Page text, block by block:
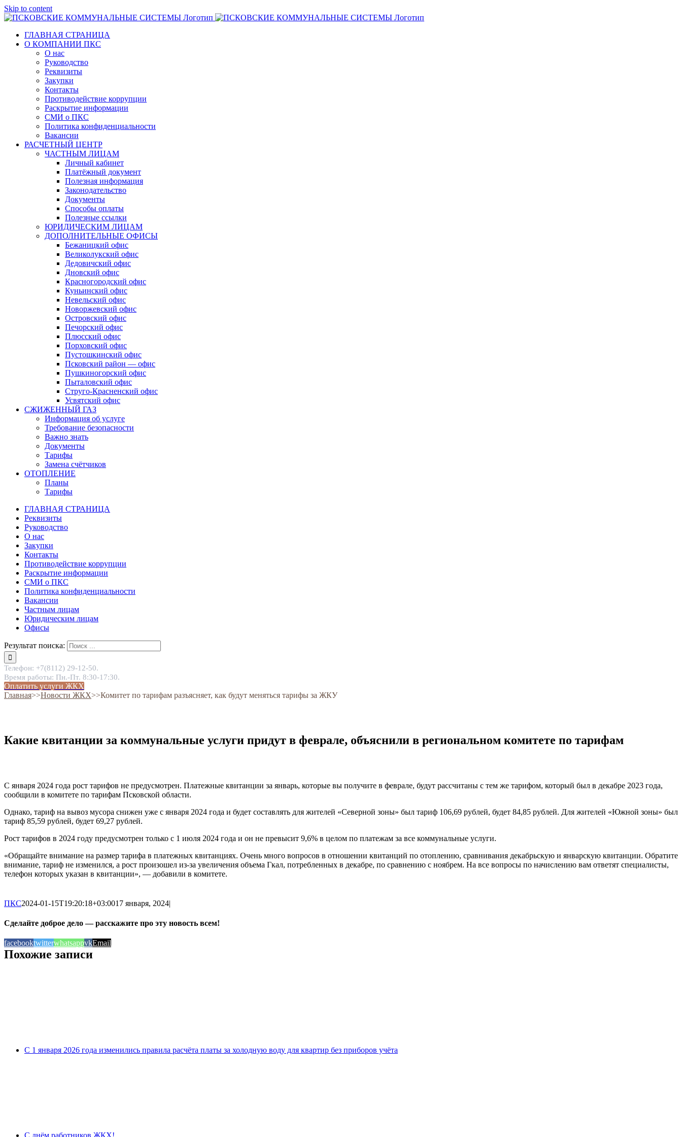
Skip to content
ГЛАВНАЯ СТРАНИЦА
О КОМПАНИИ ПКС
О нас
Руководство
Реквизиты
Закупки
Контакты
Противодействие коррупции
Раскрытие информации
СМИ о ПКС
Политика конфиденциальности
Вакансии
РАСЧЕТНЫЙ ЦЕНТР
ЧАСТНЫМ ЛИЦАМ
Личный кабинет
Платёжный документ
Полезная информация
Законодательство
Документы
Способы оплаты
Полезные ссылки
ЮРИДИЧЕСКИМ ЛИЦАМ
ДОПОЛНИТЕЛЬНЫЕ ОФИСЫ
Бежаницкий офис
Великолукский офис
Дедовичский офис
Дновский офис
Красногородский офис
Куньинский офис
Невельский офис
Новоржевский офис
Островский офис
Печорский офис
Плюсский офис
Порховский офис
Пустошкинский офис
Псковский район — офис
Пушкиногорский офис
Пыталовский офис
Струго-Красненский офис
Усвятский офис
СЖИЖЕННЫЙ ГАЗ
Информация об услуге
Требование безопасности
Важно знать
Документы
Тарифы
Замена счётчиков
ОТОПЛЕНИЕ
Планы
Тарифы
ГЛАВНАЯ СТРАНИЦА
Реквизиты
Руководство
О нас
Закупки
Контакты
Противодействие коррупции
Раскрытие информации
СМИ о ПКС
Политика конфиденциальности
Вакансии
Частным лицам
Юридическим лицам
Офисы
Результат поиска:
Телефон: +7(8112) 29-12-50.
Время работы: Пн.-Пт. 8:30-17:30.
Оплатить услуги ЖКХ
Главная˃˃Новости ЖКХ˃˃Комитет по тарифам разъясняет, как будут меняться тарифы за ЖКУ
Какие квитанции за коммунальные услуги придут в феврале, объяснили в региональном комитете по тарифам
С января 2024 года рост тарифов не предусмотрен. Платежные квитанции за январь, которые вы получите в феврале, будут рассчитаны с тем же тарифом, который был в декабре 2023 года,
сообщили в комитете по тарифам Псковской области.
Однако, тариф на вывоз мусора снижен уже с января 2024 года и будет составлять для жителей «Северной зоны» был тариф 106,69 рублей, будет 84,85 рублей. Для жителей «Южной зоны» был
тариф 85,59 рублей, будет 69,27 рублей.
Рост тарифов в 2024 году предусмотрен только с 1 июля 2024 года и он не превысит 9,6% в целом по платежам за все коммунальные услуги.
«Обращайте внимание на размер тарифа в платежных квитанциях. Очень много вопросов в отношении квитанций по отоплению, сравнивания декабрьскую и январскую квитанции. Обратите
внимание, тариф не изменился, а рост произошел из-за увеличения объема Гкал, потребленных в декабре, по сравнению с ноябрем. На все вопросы по начислению вам ответят специалисты,
телефон которых указан в квитанции», — добавили в комитете.
ПКС2024-01-15T19:20:18+03:0017 января, 2024|
Сделайте доброе дело — расскажите про эту новость всем!
facebooktwitterwhatsappvkEmail
Похожие записи
С 1 января 2026 года изменились правила расчёта платы за холодную воду для квартир без приборов учёта